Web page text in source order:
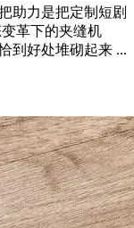
助力是把定制短剧
革下的夹缝机
到好处堆砌起来 ...